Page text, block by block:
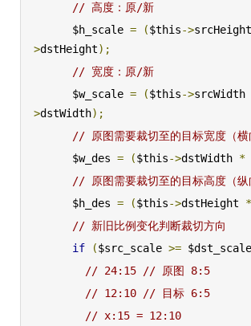
// 高度：原/新
      $h_scale
= ($this->srcHeight
>dstHeight);
// 宽度：原/新
      $w_scale
= ($this->srcWidth
>dstWidth);
// 原图需要裁切至的目标宽度（横
      $w_des
= ($this->dstWidth *
// 原图需要裁切至的目标高度（纵
      $h_des
= ($this->dstHeight *
// 新旧比例变化判断裁切方向
if
($src_scale >= $dst_scale
// 24:15 // 原图 8:5
// 12:10 // 目标 6:5
// x:15 = 12:10